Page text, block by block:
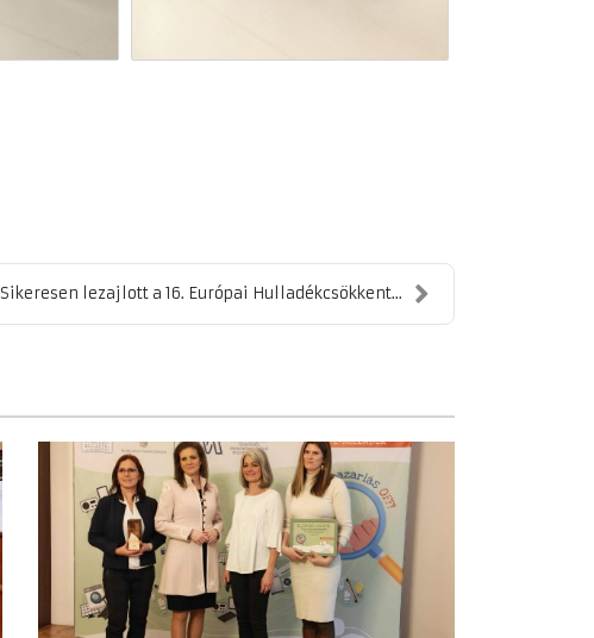
Sikeresen lezajlott a 16. Európai Hulladékcsökkent...